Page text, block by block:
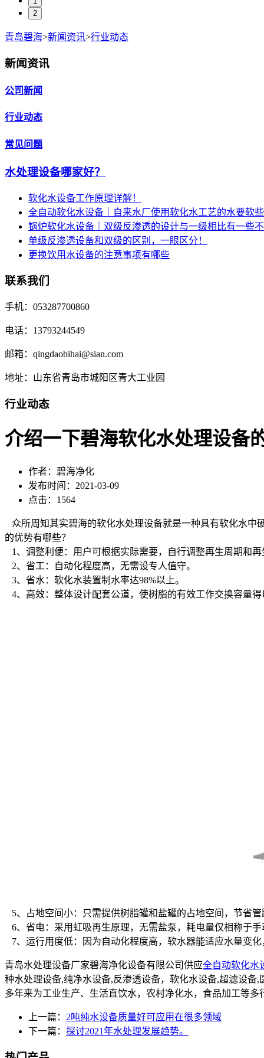
2
青岛碧海>新闻资讯>行业动态
新闻资讯
公司新闻
行业动态
常见问题
水处理设备哪家好？
软化水设备工作原理详解！
全自动软化水设备｜自来水厂使用软化水工艺的水要软些
锅炉软化水设备｜双级反渗透的设计与一级相比有一些
单级反渗透设备和双级的区别，一眼区分！
更换饮用水设备的注意事项有哪些
联系我们
手机：053287700860
电话：13793244549
邮箱：qingdaobihai@sian.com
地址：山东省青岛市城阳区青大工业园
行业动态
介绍一下碧海软化水处理设备
作者：碧海净化
发布时间：2021-03-09
点击：1564
众所周知其实碧海的软化水处理设备就是一种具有软化水中
的优势有哪些？
1、调整利便：用户可根据实际需要，自行调整再生周期和再
2、省工：自动化程度高，无需设专人值守。
3、省水：软化水装置制水率达98%以上。
4、高效：整体设计配套公道，使树脂的有效工作交换容量
5、占地空间小：只需提供树脂罐和盐罐的占地空间，节省
6、省电：采用虹吸再生原理，无需盐泵，耗电量仅相称于手
7、运行用度低：因为自动化程度高，软水器能适应水量变
青岛水处理设备厂家碧海净化设备有限公司供应全自动软化水
种水处理设备,纯净水设备,反渗透设备，软化水设备,超滤设
多年来为工业生产、生活直饮水，农村净化水，食品加工等
上一篇： 2吨纯水设备质量好可应用在很多领域
下一篇： 探讨2021年水处理发展趋势。